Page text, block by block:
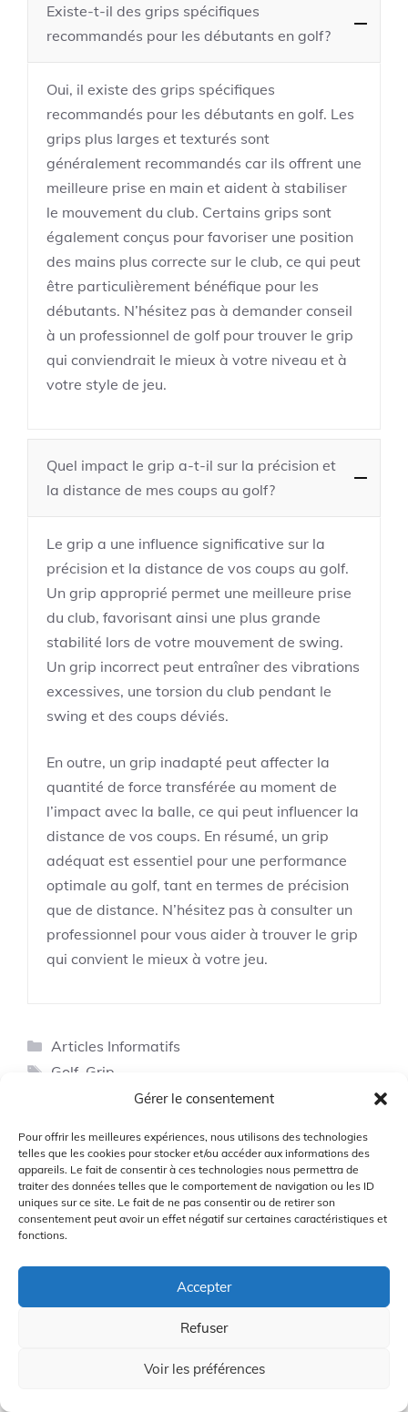
Gérer le consentement
Pour offrir les meilleures expériences, nous utilisons des technologies
telles que les cookies pour stocker et/ou accéder aux informations des
appareils. Le fait de consentir à ces technologies nous permettra de
traiter des données telles que le comportement de navigation ou les ID
uniques sur ce site. Le fait de ne pas consentir ou de retirer son
consentement peut avoir un effet négatif sur certaines caractéristiques et
fonctions.
Accepter
Refuser
Voir les préférences
Existe-t-il des grips spécifiques
recommandés pour les débutants en golf?
Oui, il existe des grips spécifiques
recommandés pour les débutants en golf. Les
grips plus larges et texturés sont
généralement recommandés car ils offrent une
meilleure prise en main et aident à stabiliser
le mouvement du club. Certains grips sont
également conçus pour favoriser une position
des mains plus correcte sur le club, ce qui peut
être particulièrement bénéfique pour les
débutants. N’hésitez pas à demander conseil
à un professionnel de golf pour trouver le grip
qui conviendrait le mieux à votre niveau et à
votre style de jeu.
Quel impact le grip a-t-il sur la précision et
la distance de mes coups au golf?
Le grip a une influence significative sur la
précision et la distance de vos coups au golf.
Un grip approprié permet une meilleure prise
du club, favorisant ainsi une plus grande
stabilité lors de votre mouvement de swing.
Un grip incorrect peut entraîner des vibrations
excessives, une torsion du club pendant le
swing et des coups déviés.
En outre, un grip inadapté peut affecter la
quantité de force transférée au moment de
l’impact avec la balle, ce qui peut influencer la
distance de vos coups. En résumé, un grip
adéquat est essentiel pour une performance
optimale au golf, tant en termes de précision
que de distance. N’hésitez pas à consulter un
professionnel pour vous aider à trouver le grip
qui convient le mieux à votre jeu.
Catégories
Articles Informatifs
Étiquettes
Golf, Grip
Top 6 Gants de
Golf Qui
Votre Jeu!
règles de base de